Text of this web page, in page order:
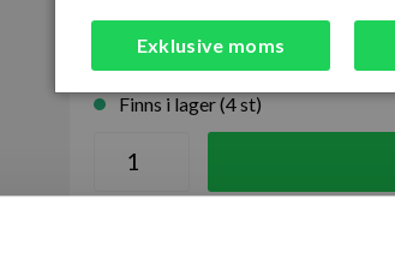
Finns i lager (4 st)
Exklusive moms